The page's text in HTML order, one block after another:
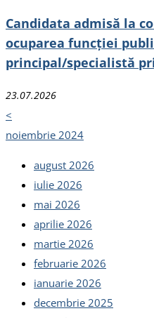
Candidata admisă la
ocuparea funcției
principal/specialistă
23.07.2026
<
noiembrie 2024
august 2026
iulie 2026
mai 2026
aprilie 2026
martie 2026
februarie 2026
ianuarie 2026
decembrie 2025